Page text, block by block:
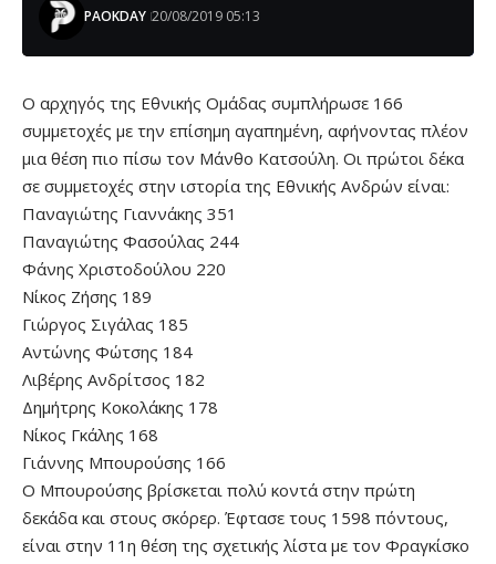
PAOKDAY 20/08/2019 05:13
Ο αρχηγός της Εθνικής Ομάδας συμπλήρωσε 166
συμμετοχές με την επίσημη αγαπημένη, αφήνοντας πλέον
μια θέση πιο πίσω τον Μάνθο Κατσούλη. Οι πρώτοι δέκα
σε συμμετοχές στην ιστορία της Εθνικής Ανδρών είναι:
Παναγιώτης Γιαννάκης 351
Παναγιώτης Φασούλας 244
Φάνης Χριστοδούλου 220
Νίκος Ζήσης 189
Γιώργος Σιγάλας 185
Αντώνης Φώτσης 184
Λιβέρης Ανδρίτσος 182
Δημήτρης Κοκολάκης 178
Νίκος Γκάλης 168
Γιάννης Μπουρούσης 166
Ο Μπουρούσης βρίσκεται πολύ κοντά στην πρώτη
δεκάδα και στους σκόρερ. Έφτασε τους 1598 πόντους,
είναι στην 11η θέση της σχετικής λίστα με τον Φραγκίσκο